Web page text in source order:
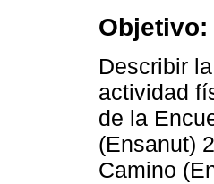
Objetivo:
Describir
actividad
de la
(Ensanut)
Camino